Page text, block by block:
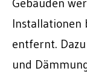
Gebäuden
Installationen
entfernt.
und